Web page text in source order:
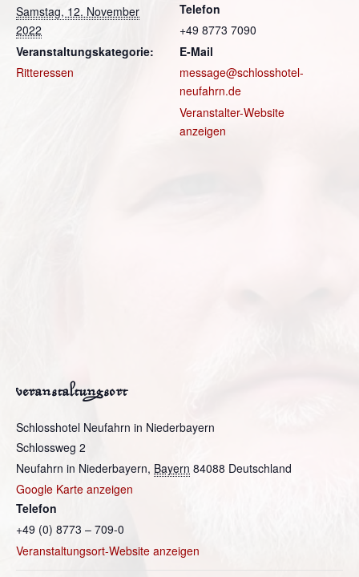
Samstag, 12. November
2022
Veranstaltungskategorie:
Ritteressen
Telefon
+49 8773 7090
E-Mail
message@schlosshotel-
neufahrn.de
Veranstalter-Website
anzeigen
veranstaltungsort
Schlosshotel Neufahrn in Niederbayern
Schlossweg 2
Neufahrn in Niederbayern, Bayern 84088 Deutschland
Google Karte anzeigen
Telefon
+49 (0) 8773 – 709-0
Veranstaltungsort-Website anzeigen